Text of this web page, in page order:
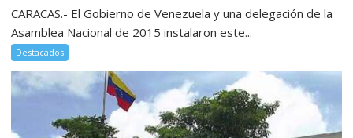
CARACAS.- El Gobierno de Venezuela y una delegación de la
Asamblea Nacional de 2015 instalaron este...
Destacados